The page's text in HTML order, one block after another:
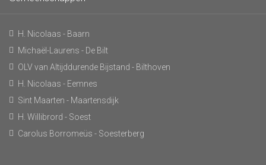
H. Nicolaas - Baarn
Michaël-Laurens - De Bilt
OLV van Altijddurende Bijstand - Bilthoven
H. Nicolaas - Eemnes
Sint Maarten - Maartensdijk
H. Willibrord - Soest
Carolus Borromeüs - Soesterberg